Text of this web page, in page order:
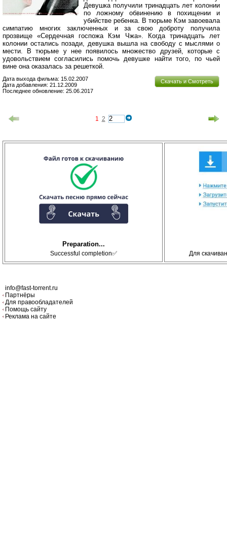
Девушка получили тринадцать лет колонии
по ложному обвинению в похищении и
убийстве ребенка. В тюрьме Кэм завоевала
симпатию многих заключенных и за свою доброту получила
прозвище «Сердечная госпожа Кэм Чжа». Когда тринадцать лет
колонии остались позади, девушка вышла на свободу с мыслями о
мести. В тюрьме у нее появилось множество друзей, которые с
удовольствием согласились помочь девушке найти того, по чьей
вине она оказалась за решеткой.
Скачать и Смотреть
Дата выхода фильма: 15.02.2007
Дата добавления: 21.12.2009
Последнее обновление: 25.06.2017
1 2
Preparation...
Successful completion✅ Для
info@fast-torrent.ru
Партнёры
Для правообладателей
Помощь сайту
Реклама на сайте